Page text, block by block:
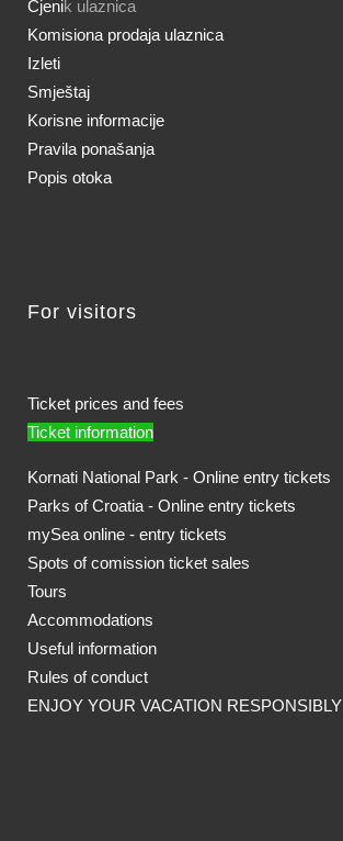
Cjenik ulaznica
Komisiona prodaja ulaznica
Izleti
Smještaj
Korisne informacije
Pravila ponašanja
Popis otoka
For visitors
Ticket prices and fees
Ticket information
Kornati National Park - Online entry tickets
Parks of Croatia - Online entry tickets
mySea online - entry tickets
Spots of comission ticket sales
Tours
Accommodations
Useful information
Rules of conduct
ENJOY YOUR VACATION RESPONSIBLY